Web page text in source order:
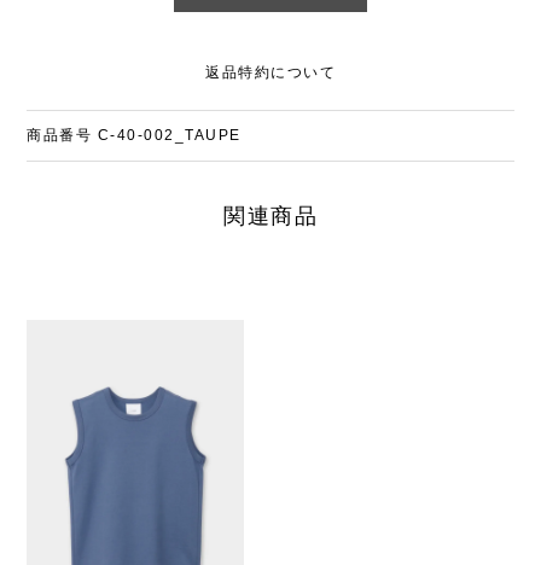
返品特約について
商品番号 C-40-002_TAUPE
関連商品